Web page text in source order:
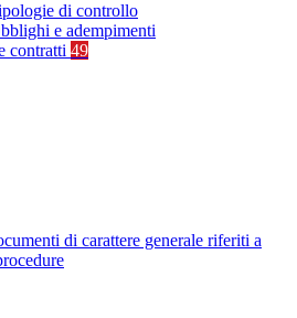
di controllo
e adempimenti
contratti 49
di carattere generale riferiti a